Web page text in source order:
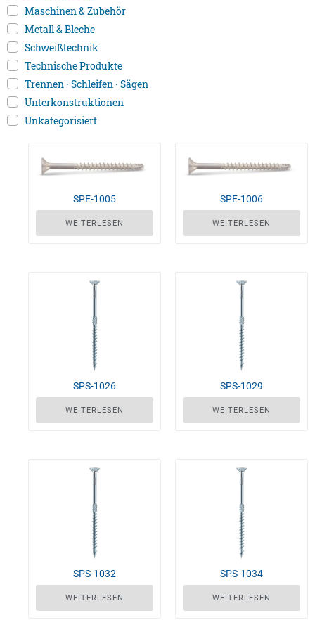
Maschinen & Zubehör
Metall & Bleche
Schweißtechnik
Technische Produkte
Trennen · Schleifen · Sägen
Unterkonstruktionen
Unkategorisiert
SPE-1005
WEITERLESEN
SPE-1006
WEITERLESEN
SPS-1026
WEITERLESEN
SPS-1029
WEITERLESEN
SPS-1032
WEITERLESEN
SPS-1034
WEITERLESEN